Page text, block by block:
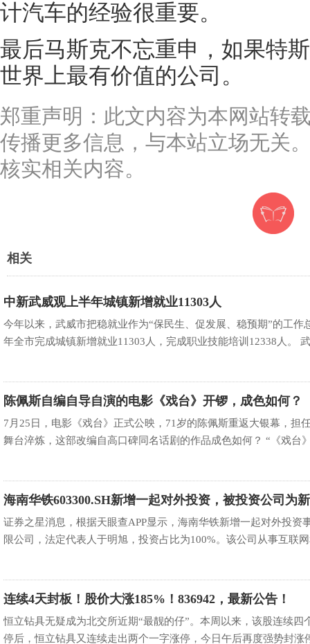
计汽车的经验很重要。
最后马斯克不忘重申，如果特
世界上最有价值的公司。
郑重声明：此文内容为本网站转
传播更多信息，与本站立场无关
核实相关内容。
相关
中新武威观上半年城镇新增就业11303人
今年以来，武威市把稳就业作为“保民生、促发展、稳预期”的工
年全市完成城镇新增就业11303人，完成职业技能培训12338人。
陈佩斯自编自导自演的电影《戏台》开锣，成色如何？
7月25日，电影《戏台》正式公映，71岁的陈佩斯重返大银幕，担
舞台淬炼，这部改编自高口碑同名话剧的作品成色如何？ “《戏台
海南华铁603300.SH新增一起对外投资，被投资公司为
铁大黄蜂智
证券之星消息，根据天眼查APP显示，海南华铁新增一起对外投
限公司，法定代表人于明旭，投资占比为100%。该公司从事互联
连续4天封板！股价大涨185%！836942，最新公告！
恒立钻具无疑成为北交所近期“最靓的仔”。本周以来，该股连续
停后，恒立钻具又连续走出两个一字涨停，今日午后再度强势封涨